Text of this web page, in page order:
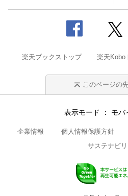
楽天ブックストップ 楽天Kobo
このページの
表示モード モバ
企業情報 個人情報保護方針
サステナビ